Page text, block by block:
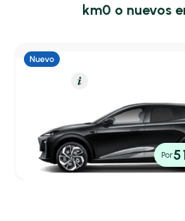
km0 o nuevos
Changan Deepal S07
218cvAutomático
42.500€
P.V.P. contado
Por